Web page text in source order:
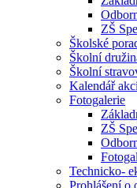
ZŠ
Školské
Školní
Školní
Kalendář
Fotogalerie
ZŠ
Technicko-
Prohlášení o